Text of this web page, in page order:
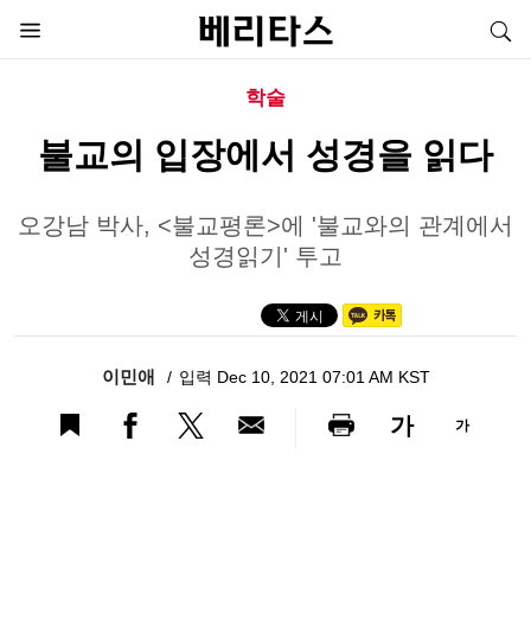
학술
불교의 입장에서 성경을 읽다
오강남 박사, <불교평론>에 '불교와의 관계에서
성경읽기' 투고
이민애 입력 Dec 10, 2021 07:01 AM KST
가 가